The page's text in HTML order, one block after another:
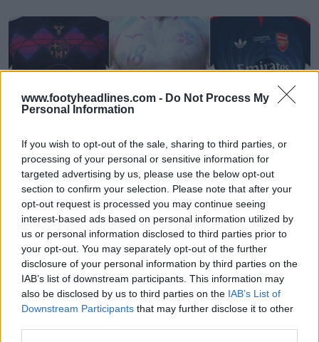
www.footyheadlines.com - Do Not Process My
Personal Information
If you wish to opt-out of the sale, sharing to third parties, or
processing of your personal or sensitive information for
targeted advertising by us, please use the below opt-out
section to confirm your selection. Please note that after your
opt-out request is processed you may continue seeing
interest-based ads based on personal information utilized by
us or personal information disclosed to third parties prior to
your opt-out. You may separately opt-out of the further
disclosure of your personal information by third parties on the
IAB’s list of downstream participants. This information may
also be disclosed by us to third parties on the IAB’s List of
Downstream Participants that may further disclose it to other
FIFA Kit Creator - Crea e condividi le tue divise
personalizzate
UFFICIALE FIFA Kit Creator